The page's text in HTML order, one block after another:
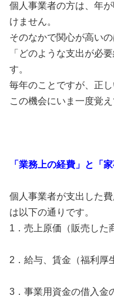
個人事業者の方は、年
けません。
そのなかで関心が高いの
「どのような支出が必
す。
毎年のことですが、正
この機会にいま一度覚え
「業務上の経費」と「
個人事業者が支出した
は以下の通りです。
1．売上原価（販売した
2．給与、賃金（福利厚
3．事業用資金の借入金